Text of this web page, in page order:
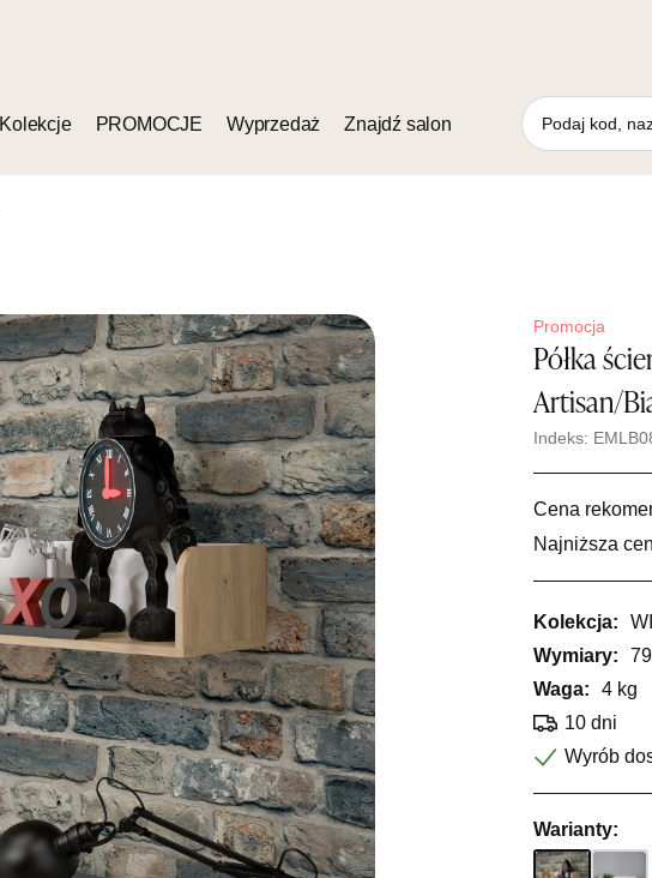
Kolekcje PROMOCJE Wyprzedaż Znajdź salon
Promocja
Półka
Artisan/
Indeks:
Cena
Najniższa
Kolekcja:
Wymiary:
Waga:
4 kg
10 dni
Wyrób
Warianty: